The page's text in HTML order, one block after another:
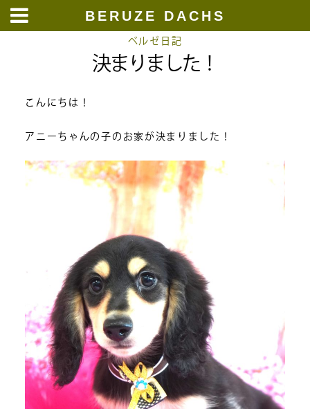
BERUZE DACHS
ベルゼ日記
決まりました！
こんにちは！
アニーちゃんの子のお家が決まりました！